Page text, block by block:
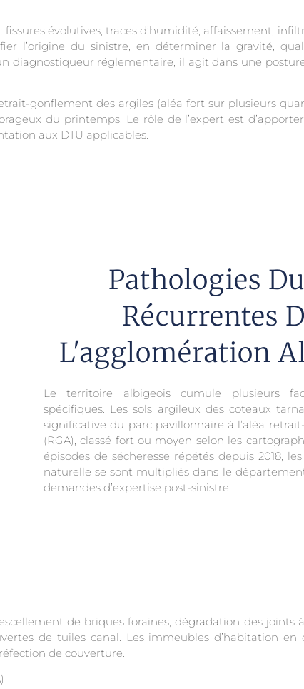
évolutives, traces d’humidité, affaissement,
l’origine du sinistre, en déterminer la gravité,
réglementaire, il agit dans une
gonflement des argiles (aléa fort sur plusieurs
du printemps. Le rôle de l’expert est
aux DTU applicables.
Pathologies
Récurrentes
L'agglomération
Le territoire albigeois cumule plusieurs
spécifiques. Les sols argileux des coteaux
significative du parc pavillonnaire à l’aléa
(RGA), classé fort ou moyen selon les
épisodes de sécheresse répétés depuis 2018,
naturelle se sont multipliés dans le
demandes d’expertise post-sinistre.
de briques foraines, dégradation des joints
de tuiles canal. Les immeubles d’habitation en
de couverture.